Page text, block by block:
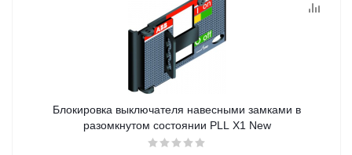
Блокировка выключателя навесными замками в
разомкнутом состоянии PLL X1 New